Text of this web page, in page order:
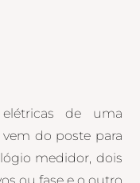
de uma
do poste para
medidor, dois